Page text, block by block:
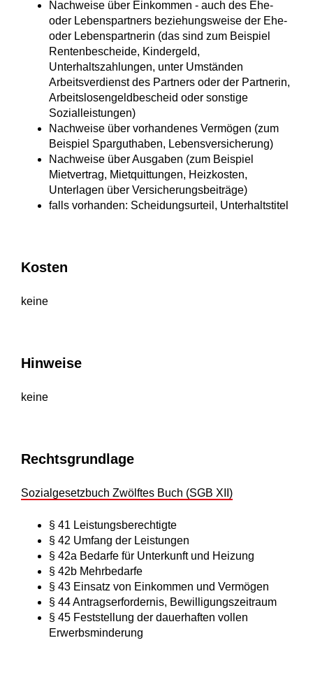
Nachweise über Einkommen - auch des Ehe-
oder Lebenspartners beziehungsweise der Ehe-
oder Lebenspartnerin (das sind zum Beispiel
Rentenbescheide, Kindergeld,
Unterhaltszahlungen, unter Umständen
Arbeitsverdienst des Partners oder der Partnerin,
Arbeitslosengeldbescheid oder sonstige
Sozialleistungen)
Nachweise über vorhandenes Vermögen (zum
Beispiel Sparguthaben, Lebensversicherung)
Nachweise über Ausgaben (zum Beispiel
Mietvertrag, Mietquittungen, Heizkosten,
Unterlagen über Versicherungsbeiträge)
falls vorhanden: Scheidungsurteil, Unterhaltstitel
Kosten
keine
Hinweise
keine
Rechtsgrundlage
Sozialgesetzbuch Zwölftes Buch (SGB XII)
§ 41 Leistungsberechtigte
§ 42 Umfang der Leistungen
§ 42a Bedarfe für Unterkunft und Heizung
§ 42b Mehrbedarfe
§ 43 Einsatz von Einkommen und Vermögen
§ 44 Antragserfordernis, Bewilligungszeitraum
§ 45 Feststellung der dauerhaften vollen
Erwerbsminderung